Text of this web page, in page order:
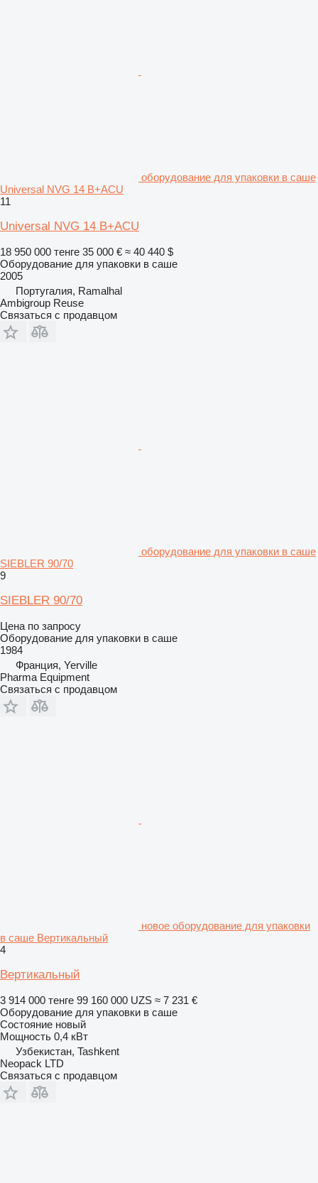
оборудование для упаковки в саше
Universal NVG 14 B+ACU
11
Universal NVG 14 B+ACU
18 950 000 тенге 35 000 € ≈ 40 440 $
Оборудование для упаковки в саше
2005
Португалия, Ramalhal
Ambigroup Reuse
Связаться с продавцом
оборудование для упаковки в саше
SIEBLER 90/70
9
SIEBLER 90/70
Цена по запросу
Оборудование для упаковки в саше
1984
Франция, Yerville
Pharma Equipment
Связаться с продавцом
новое оборудование для упаковки
в саше Вертикальный
4
Вертикальный
3 914 000 тенге 99 160 000 UZS ≈ 7 231 €
Оборудование для упаковки в саше
Состояние новый
Мощность 0,4 кВт
Узбекистан, Tashkent
Neopack LTD
Связаться с продавцом